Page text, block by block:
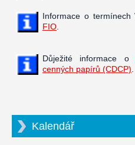
Informace o
FIO
Důježité informace o
cenných papírů (CDCP)
Kalendář